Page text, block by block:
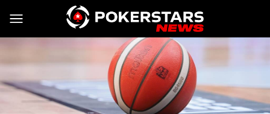
Vai al contenuto